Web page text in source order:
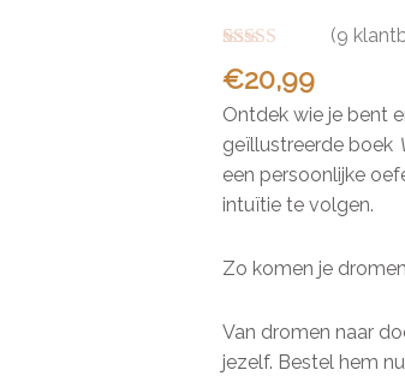
Gewaardeerd
5.00op 5
gebaseerd op
9
klantbeoordelingen
(9
€20,99
Ontdek wie je bent
geïllustreerde boek
een persoonlijke
intuïtie te volgen.
Zo komen je
Van dromen naar
jezelf. Bestel hem